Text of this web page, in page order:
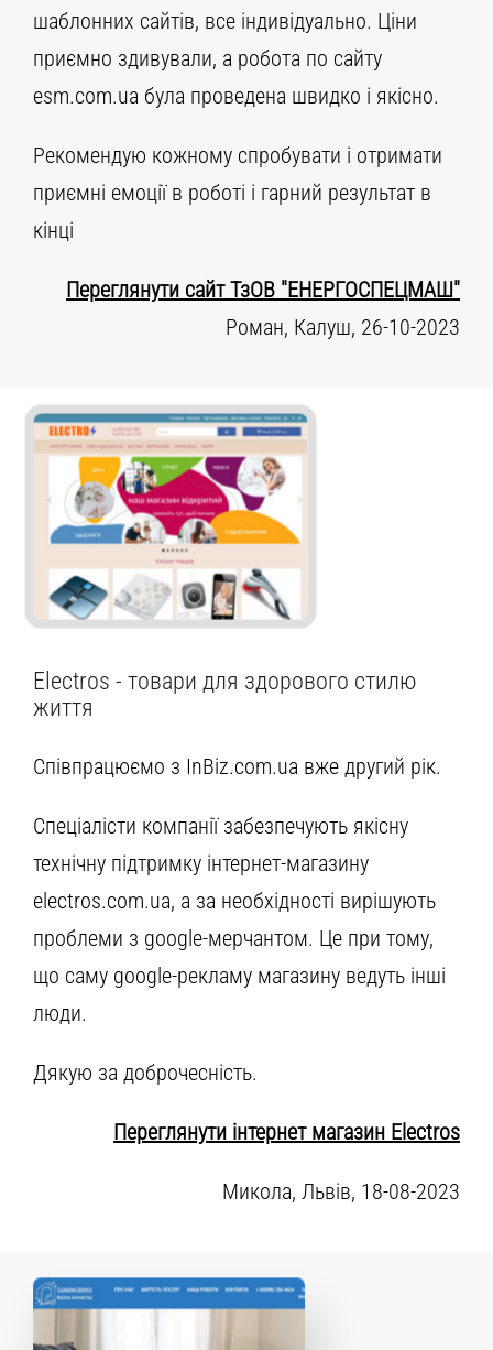
шаблонних сайтів, все індивідуально. Ціни
приємно здивували, а робота по сайту
esm.com.ua була проведена швидко і якісно.
Рекомендую кожному спробувати і отримати
приємні емоції в роботі і гарний результат в
кінці
Переглянути сайт ТзОВ "ЕНЕРГОСПЕЦМАШ"
Роман, Калуш, 26-10-2023
Electros - товари для здорового стилю
життя
Співпрацюємо з InBiz.com.ua вже другий рік.
Спеціалісти компанії забезпечують якісну
технічну підтримку інтернет-магазину
electros.com.ua, а за необхідності вирішують
проблеми з google-мерчантом. Це при тому,
що саму google-рекламу магазину ведуть інші
люди.
Дякую за доброчесність.
Переглянути інтернет магазин Electros
Микола, Львів, 18-08-2023